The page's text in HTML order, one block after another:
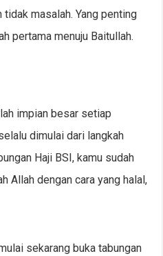
masalah. Yang penting
pertama menuju Baitullah.
impian besar setiap
dimulai dari langkah
Haji BSI, kamu sudah
Allah dengan cara yang halal,
sekarang buka tabungan